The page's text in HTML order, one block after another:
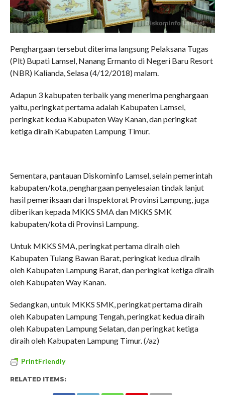
Penghargaan tersebut diterima langsung Pelaksana Tugas
(Plt) Bupati Lamsel, Nanang Ermanto di Negeri Baru Resort
(NBR) Kalianda, Selasa (4/12/2018) malam.
Adapun 3 kabupaten terbaik yang menerima penghargaan
yaitu, peringkat pertama adalah Kabupaten Lamsel,
peringkat kedua Kabupaten Way Kanan, dan peringkat
ketiga diraih Kabupaten Lampung Timur.
Sementara, pantauan Diskominfo Lamsel, selain pemerintah
kabupaten/kota, penghargaan penyelesaian tindak lanjut
hasil pemeriksaan dari Inspektorat Provinsi Lampung, juga
diberikan kepada MKKS SMA dan MKKS SMK
kabupaten/kota di Provinsi Lampung.
Untuk MKKS SMA, peringkat pertama diraih oleh
Kabupaten Tulang Bawan Barat, peringkat kedua diraih
oleh Kabupaten Lampung Barat, dan peringkat ketiga diraih
oleh Kabupaten Way Kanan.
Sedangkan, untuk MKKS SMK, peringkat pertama diraih
oleh Kabupaten Lampung Tengah, peringkat kedua diraih
oleh Kabupaten Lampung Selatan, dan peringkat ketiga
diraih oleh Kabupaten Lampung Timur. (/az)
PrintFriendly
RELATED ITEMS: